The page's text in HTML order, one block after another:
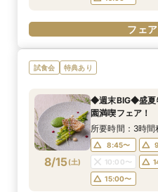
フェ
試食会 特典あり
8/15(土)
◆週末BIG◆盛夏
園満喫フェア！
所要時間：3時間
8:45〜
10:00〜
15:00〜